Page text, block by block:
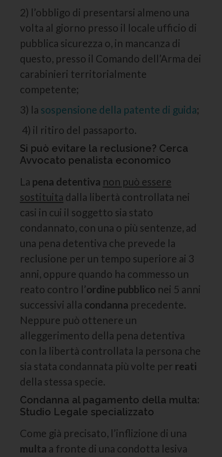
2) l’obbligo di presentarsi almeno una
volta al giorno presso il locale ufficio di
pubblica sicurezza o, in mancanza di
questo, presso il Comando dell’Arma dei
carabinieri territorialmente
competente;
3) la sospensione della patente di guida;
4) il ritiro del passaporto.
Si può evitare la reclusione? Cerca
Avvocato penalista economico
La pena detentiva non può essere
sostituita dalla libertà controllata nei
casi in cui il soggetto sia stato
condannato, con una o più sentenze, ad
una pena detentiva che prevede la
reclusione per un tempo superiore ai 3
anni, oppure quando ha commesso un
reato contro l’ordine pubblico nei 5 anni
successivi alla condanna precedente.
Neppure può ottenere un
alleggerimento della pena detentiva
con la libertà controllata la persona che
sia stata condannata più volte per reati
della stessa specie.
Condanna al pagamento della multa:
Studio Legale specializzato
Come già precisato, l’inflizione di una
multa a fronte di una condotta lesiva